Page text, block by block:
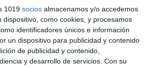
1019 socios almacenamos y/o accedemos
dispositivo, como cookies, y procesamos
identificadores únicos e información
un dispositivo para publicidad y contenido
de publicidad y contenido,
y desarrollo de servicios. Con su